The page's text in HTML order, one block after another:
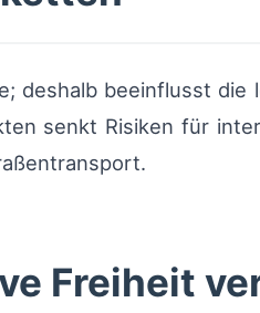
deshalb beeinflusst die
senkt Risiken für
Freiheit